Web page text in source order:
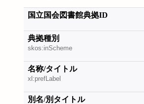
国立国会図書館典拠ID
典拠種別
skos:inScheme
名称/タイトル
xl:prefLabel
別名/別タイトル